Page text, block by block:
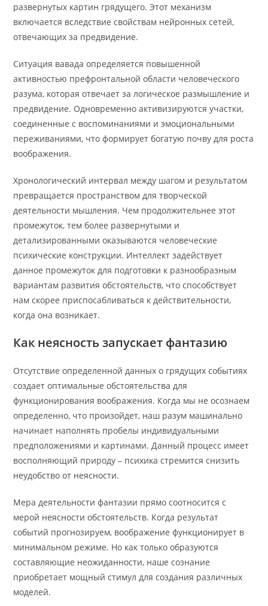
развернутых картин грядущего. Этот механизм
включается вследствие свойствам нейронных сетей,
отвечающих за предвидение.
Ситуация вавада определяется повышенной
активностью префронтальной области человеческого
разума, которая отвечает за логическое размышление и
предвидение. Одновременно активизируются участки,
соединенные с воспоминаниями и эмоциональными
переживаниями, что формирует богатую почву для роста
воображения.
Хронологический интервал между шагом и результатом
превращается пространством для творческой
деятельности мышления. Чем продолжительнее этот
промежуток, тем более развернутыми и
детализированными оказываются человеческие
психические конструкции. Интеллект задействует
данное промежуток для подготовки к разнообразным
вариантам развития обстоятельств, что способствует
нам скорее приспосабливаться к действительности,
когда она возникает.
Как неясность запускает фантазию
Отсутствие определенной данных о грядущих событиях
создает оптимальные обстоятельства для
функционирования воображения. Когда мы не осознаем
определенно, что произойдет, наш разум машинально
начинает наполнять пробелы индивидуальными
предположениями и картинами. Данный процесс имеет
восполняющий природу – психика стремится снизить
неудобство от неясности.
Мера деятельности фантазии прямо соотносится с
мерой неясности обстоятельств. Когда результат
событий прогнозируем, воображение функционирует в
минимальном режиме. Но как только образуются
составляющие неожиданности, наше сознание
приобретает мощный стимул для создания различных
моделей.